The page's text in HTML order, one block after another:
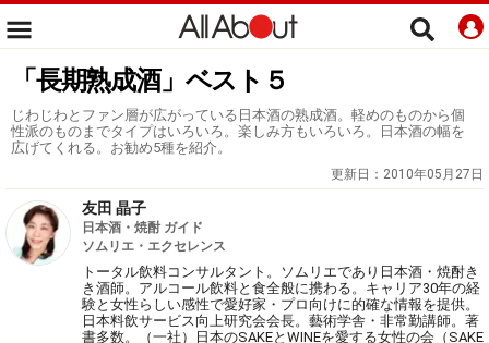
「長期熟成酒」ベスト５
じわじわとファン層が広がっている日本酒の熟成酒。軽めのものから個
性派のものまでタイプはいろいろ。楽しみ方もいろいろ。日本酒の幅を
広げてくれる。お勧め5種を紹介。
更新日： 2010年05月27日
友田 晶子
日本酒・焼酎 ガイド
ソムリエ・エクセレンス
トータル飲料コンサルタント。ソムリエであり日本酒・焼酎き
き酒師。アルコール飲料と食全般に携わる。キャリア30年の経
験と女性らしい感性で愛好家・プロ向けに的確な情報を提供。
日本料飲サービス向上研究会会長。藝術学舎・非常勤講師。著
書多数。（一社）日本のSAKEとWINEを愛する女性の会（SAKE